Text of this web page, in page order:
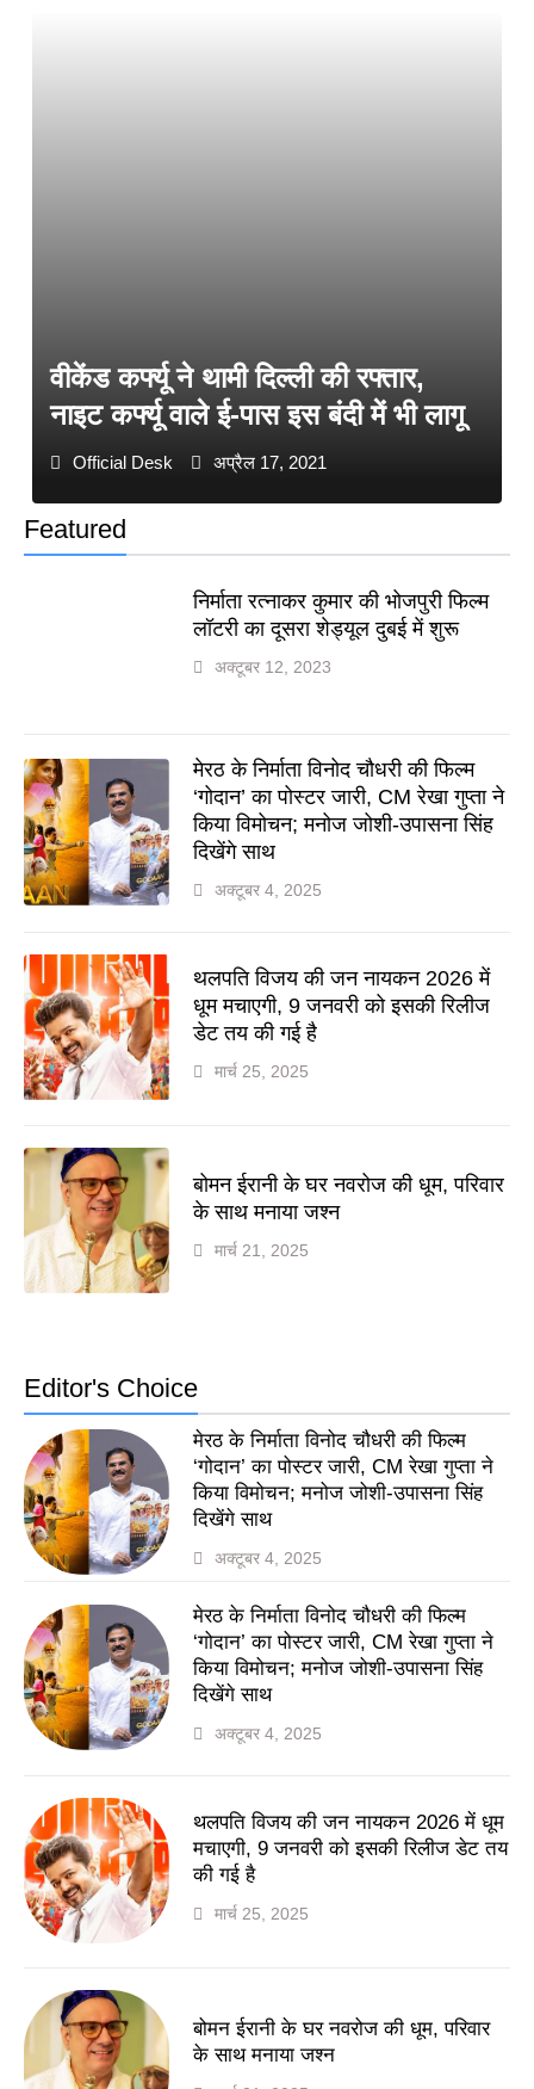
Featured
निर्माता रत्नाकर कुमार की भोजपुरी फिल्म
लॉटरी का दूसरा शेड्यूल दुबई में शुरू
अक्टूबर 12, 2023
मेरठ के निर्माता विनोद चौधरी की फिल्म
‘गोदान’ का पोस्टर जारी, CM रेखा गुप्ता ने
किया विमोचन; मनोज जोशी-उपासना सिंह
दिखेंगे साथ
अक्टूबर 4, 2025
थलपति विजय की जन नायकन 2026 में
धूम मचाएगी, 9 जनवरी को इसकी रिलीज
डेट तय की गई है
मार्च 25, 2025
बोमन ईरानी के घर नवरोज की धूम, परिवार
के साथ मनाया जश्न
मार्च 21, 2025
वीकेंड कर्फ्यू ने थामी दिल्ली की रफ्तार,
नाइट कर्फ्यू वाले ई-पास इस बंदी में भी लागू
Official Desk अप्रैल 17, 2021
Editor's Choice
मेरठ के निर्माता विनोद चौधरी की फिल्म
‘गोदान’ का पोस्टर जारी, CM रेखा गुप्ता ने
किया विमोचन; मनोज जोशी-उपासना सिंह
दिखेंगे साथ
अक्टूबर 4, 2025
मेरठ के निर्माता विनोद चौधरी की फिल्म
‘गोदान’ का पोस्टर जारी, CM रेखा गुप्ता ने
किया विमोचन; मनोज जोशी-उपासना सिंह
दिखेंगे साथ
अक्टूबर 4, 2025
थलपति विजय की जन नायकन 2026 में धूम
मचाएगी, 9 जनवरी को इसकी रिलीज डेट तय
की गई है
मार्च 25, 2025
बोमन ईरानी के घर नवरोज की धूम, परिवार
के साथ मनाया जश्न